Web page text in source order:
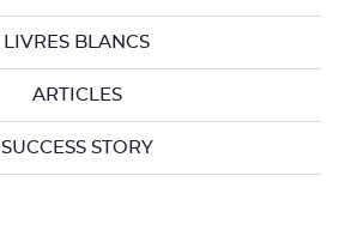
LIVRES BLANCS
ARTICLES
SUCCESS STORY